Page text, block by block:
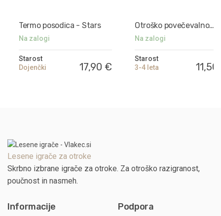
Termo posodica - Stars
Na zalogi
Starost
Dojenčki
17,90 €
Otroško povečevalno
steklo
Na zalogi
Starost
3-4 leta
Lesene igrače za otroke
Skrbno izbrane igrače za otroke. Za otroško razigranost,
poučnost in nasmeh.
Informacije Podpora